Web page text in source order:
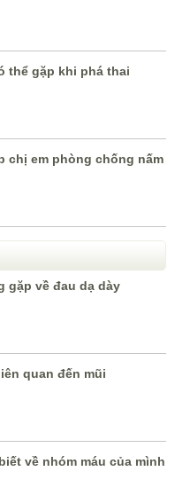
thể gặp khi phá thai
chị em phòng chống nấm
gặp về đau dạ dày
quan đến mũi
về nhóm máu của mình